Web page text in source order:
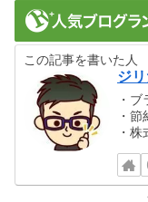
この記事を書いた人
ジ
・
・
・